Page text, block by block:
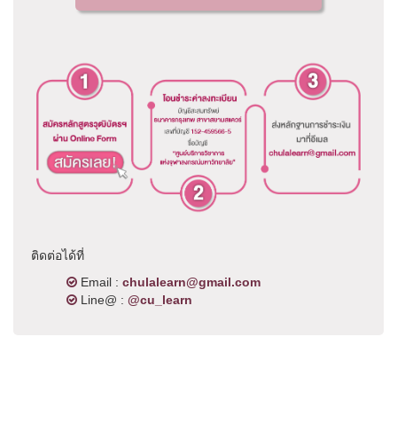
ติดต่อได้ที่
Email : chulalearn@gmail.com
Line@ : @cu_learn